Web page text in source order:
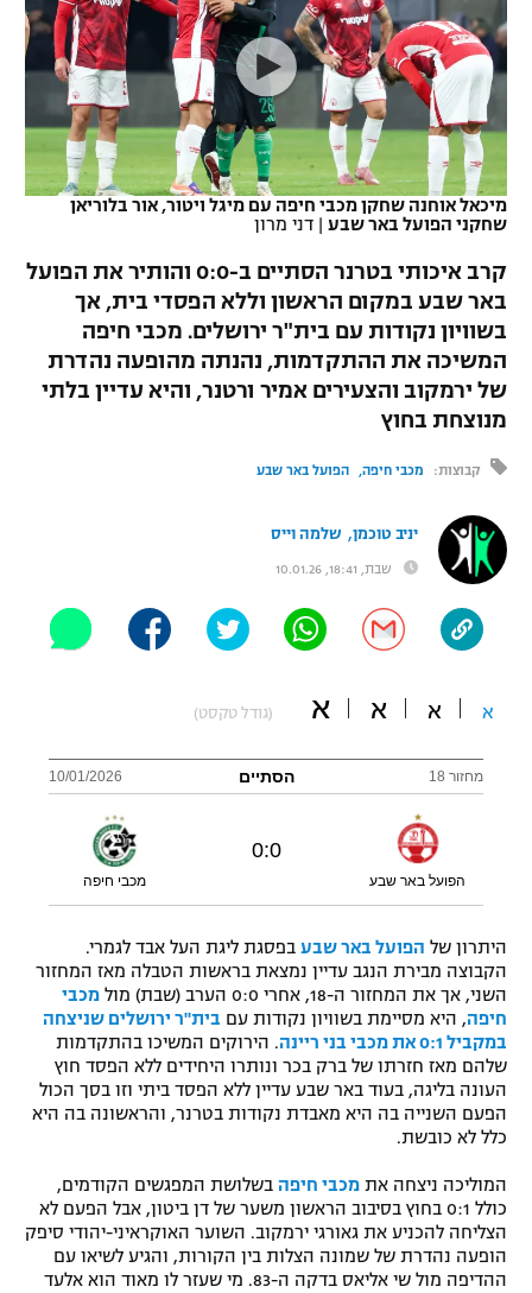
VOD
רץ ברשת
לוח שידורים
ברחבה
"מעל הליגה" – פודקאסט
"מחצית בשכונה" – פודקאסט
משתתפים וזוכים בפרסים
תקנון משתתפים וזוכים בפרסים
תקנון עבור פעילות אלקטרה
תקנון עבור פעילות ספורט 1 – "מרלן"
טניס
תנאי שימוש
מדיניות פרטיות
תקנון פעילות ספורט 1
רשיון להקרנה פומבית לבית עסק
לוח דרושים – ג'ובנט
תגיות
נבחרת ישראל
מכבי חיפה
בית"ר ירושלים
מכבי תל אביב
הפועל חיפה
הפועל באר שבע
מכבי נתניה
ליגה ספרדית
ליגה איטלקית
ליגה צרפתית
ליגה הולנדית
ליגה טורקית
ליגה סינית
ליגה ברזילאית
כדורסל נשים
מכבי תל אביב
הפועל חולון
הפועל ירושלים
יורוליג
יורוקאפ
טניס
כדוריד
כדורעף
שחייה
ג'ודו
אגרוף
ספורט אולימפי
UFC
היאבקות WWE
אופניים
ספורט מוטורי
כדורמים
ספורט אתגרי ואקסטרים
גיימינג E-Sports
מיכאל אוחנה שחקן מכבי חיפה עם מיגל ויטור, אור בלוריאן
שחקני הפועל באר שבע | דני מרון
קרב איכותי בטרנר הסתיים ב-0:0 והותיר את הפועל
באר שבע במקום הראשון וללא הפסדי בית, אך
בשוויון נקודות עם בית"ר ירושלים. מכבי חיפה
המשיכה את ההתקדמות, נהנתה מהופעה נהדרת
של ירמקוב והצעירים אמיר ורטנר, והיא עדיין בלתי
מנוצחת בחוץ
קבוצות: מכבי חיפה הפועל באר שבע
יניב טוכמן, שלמה וייס
שבת, 18:41, 10.01.26
א א א א (גודל טקסט)
מחזור 18 הסתיים 10/01/2026
הפועל באר שבע
0
:
0
מכבי חיפה
היתרון של הפועל באר שבע בפסגת ליגת העל אבד לגמרי.
הקבוצה מבירת הנגב עדיין נמצאת בראשות הטבלה מאז המחזור
השני, אך את המחזור ה-18, אחרי 0:0 הערב (שבת) מול
מכבי
חיפה, היא מסיימת בשוויון נקודות עם בית"ר ירושלים שניצחה
במקביל 0:1 את מכבי בני ריינה
. הירוקים המשיכו בהתקדמות
שלהם מאז חזרתו של ברק בכר ונותרו היחידים ללא הפסד חוץ
העונה בליגה, בעוד באר שבע עדיין ללא הפסד ביתי וזו בסך הכול
הפעם השנייה בה היא מאבדת נקודות בטרנר, והראשונה בה היא
כלל לא כובשת.
המוליכה ניצחה את מכבי חיפה בשלושת המפגשים הקודמים,
כולל 0:1 בחוץ בסיבוב הראשון משער של דן ביטון, אבל הפעם לא
הצליחה להכניע את גאורגי ירמקוב. השוער האוקראיני-יהודי סיפק
הופעה נהדרת של שמונה הצלות בין הקורות, והגיע לשיאו עם
ההדיפה מול שי אליאס בדקה ה-83. מי שעזר לו מאוד הוא אלעד